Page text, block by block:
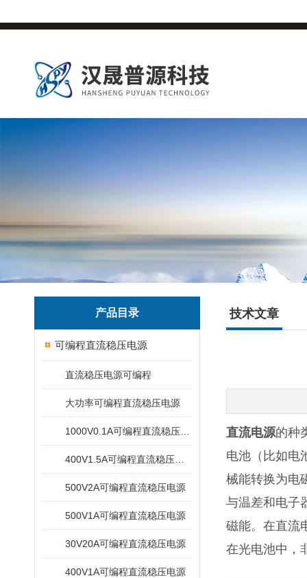
产品目录
可编程直流稳压电源
直流稳压电源可编程
大功率可编程直流稳压电源
500V2A可编程直流稳压电源
500V1A可编程直流稳压电源
30V20A可编程直流稳压电源
400V1A可编程直流稳压电源
技术文章
直流电源的种
电池（比如电
械能转换为电
与温差和电子
磁能。在直流
在光电池中，